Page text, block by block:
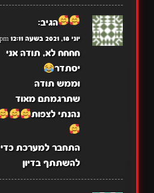
הגיב:
יוני 18, 2021 בשעה 12:11 pm
חחחח לא, תודה אני
יסתדר
וממש תודה
שתרגמתם מאוד
נהנתי לצפות
התחבר למערכת כדי
להשתתף בדיון